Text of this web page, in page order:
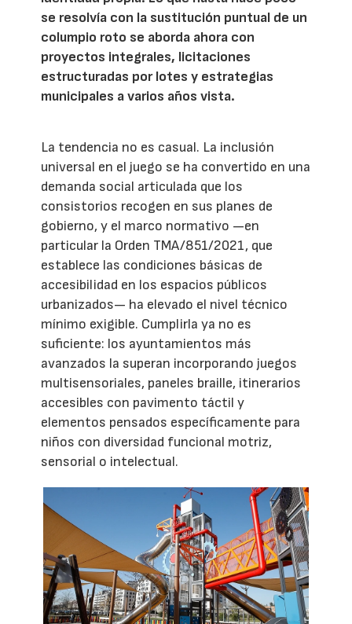
se resolvía con la sustitución puntual de un
columpio roto se aborda ahora con
proyectos integrales, licitaciones
estructuradas por lotes y estrategias
municipales a varios años vista.
La tendencia no es casual. La inclusión
universal en el juego se ha convertido en una
demanda social articulada que los
consistorios recogen en sus planes de
gobierno, y el marco normativo —en
particular la Orden TMA/851/2021, que
establece las condiciones básicas de
accesibilidad en los espacios públicos
urbanizados— ha elevado el nivel técnico
mínimo exigible. Cumplirla ya no es
suficiente: los ayuntamientos más
avanzados la superan incorporando juegos
multisensoriales, paneles braille, itinerarios
accesibles con pavimento táctil y
elementos pensados específicamente para
niños con diversidad funcional motriz,
sensorial o intelectual.